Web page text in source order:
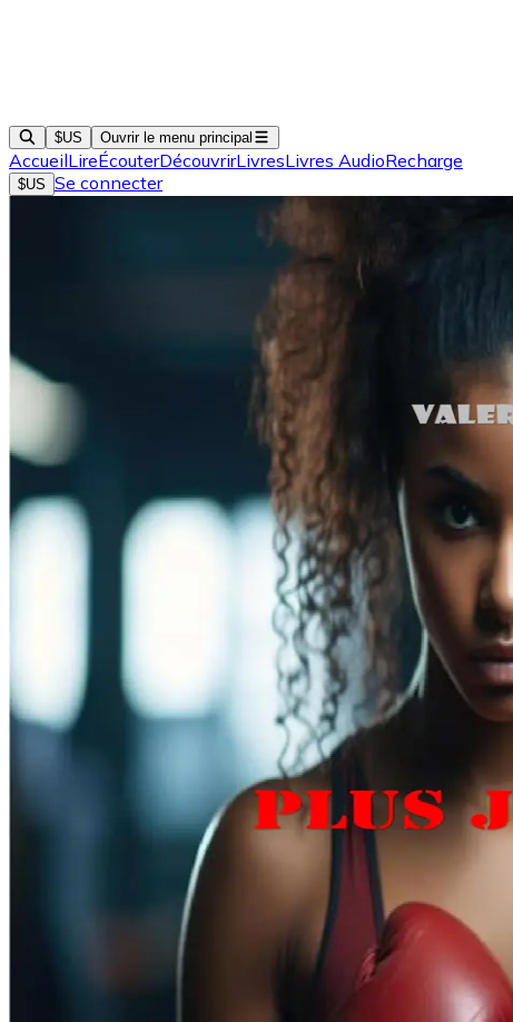
$US Ouvrir le menu principal
AccueilLireÉcouterDécouvrirLivresLivres AudioRecharge
$US Se connecter